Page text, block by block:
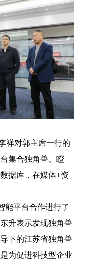
祥对郭主席一行的
集合独角兽、瞪
据库，在媒体+资
能平台合作进行了
升表示发现独角兽
下的江苏省独角兽
为促进科技型企业